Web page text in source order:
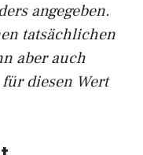
angegeben.
tatsächlichen
aber auch
diesen Wert